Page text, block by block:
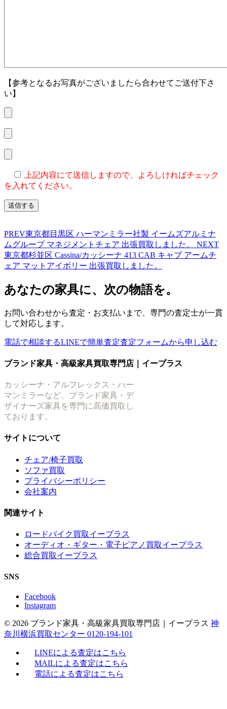
【参考となるお写真がございましたら合わせてご送付下さ
い】
上記内容にて送信しますので、よろしければチェック
を入れてください。
PREV東京都目黒区 ハーマンミラー社製 イームズアルミナ
ムグループ マネジメントチェア 出張買取しました。 NEXT
東京都杉並区 Cassina/カッシーナ 413 CAB キャブ アームチ
ェア マットアイボリー 出張買取しました。
あなたの家具に、次の物語を。
お問い合わせから査定・お支払いまで、専門の査定士が一貫
して対応します。
電話で相談するLINEで簡単査定査定フォームから申し込む
ブランド家具・高級家具買取専門店｜イープラス
カッシーナ・アルフレックス・ハー
マンミラーなど、ブランド家具・デ
ザイナーズ家具を専門に高価買取し
ております。
サイトについて
チェア/椅子買取
ソファ買取
プライバシーポリシー
会社案内
関連サイト
ロードバイク買取イープラス
オーディオ・ギター・電子ピアノ買取イープラス
総合買取イープラス
SNS
Facebook
Instagram
© 2026 ブランド家具・高級家具買取専門店｜イープラス 神
奈川横浜買取センター 0120-194-101
LINEによる査定はこちら
MAILによる査定はこちら
電話による査定はこちら